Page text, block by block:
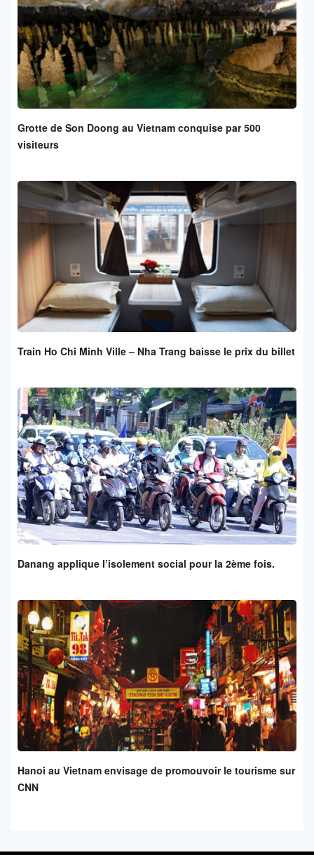
Grotte de Son Doong au Vietnam conquise par 500
visiteurs
Train Ho Chi Minh Ville – Nha Trang baisse le prix du billet
Danang applique l’isolement social pour la 2ème fois.
Hanoi au Vietnam envisage de promouvoir le tourisme sur
CNN